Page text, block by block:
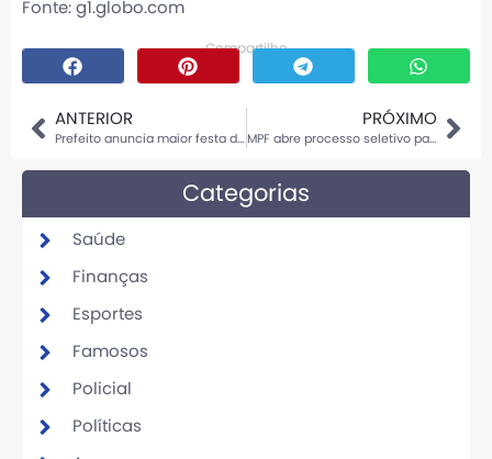
Fonte: g1.globo.com
Compartilhe
ANTERIOR
Prefeito anuncia maior festa de todos os tempos para os 50 anos de Sinop
PRÓXIMO
MPF abre processo seletivo para estagiários de nível superior e de pós-graduação com vagas em Sinop e outras cidades
Categorias
Saúde
Finanças
Esportes
Famosos
Policial
Políticas